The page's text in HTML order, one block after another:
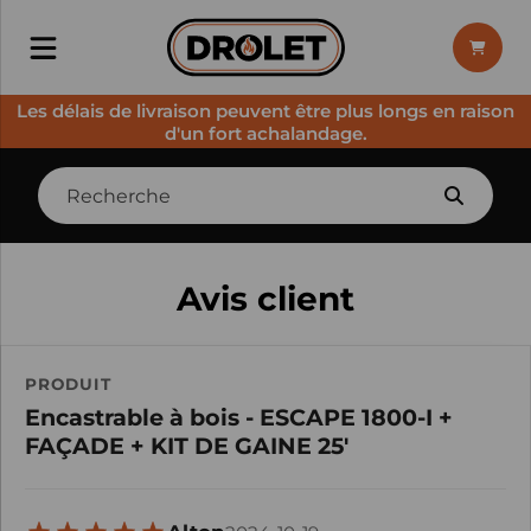
Les délais de livraison peuvent être plus longs en raison
d'un fort achalandage.
Avis client
PRODUIT
Encastrable à bois - ESCAPE 1800-I +
FAÇADE + KIT DE GAINE 25'